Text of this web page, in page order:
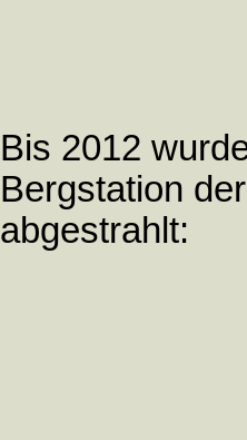
Bis 2012
Bergstation
abgestrahlt: